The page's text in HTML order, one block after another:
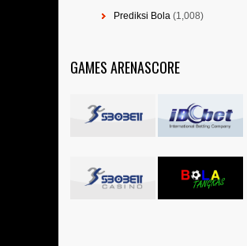
Prediksi Bola (1,008)
GAMES ARENASCORE